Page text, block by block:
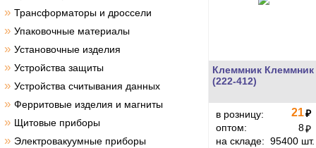
» Трансформаторы и дроссели
» Упаковочные материалы
» Установочные изделия
» Устройства защиты
» Устройства считывания данных
» Ферритовые изделия и магниты
» Щитовые приборы
» Электровакуумные приборы
Клеммник Клеммник
(222-412)
в розницу: 21₽
оптом:
8₽
на складе: 95400 шт.